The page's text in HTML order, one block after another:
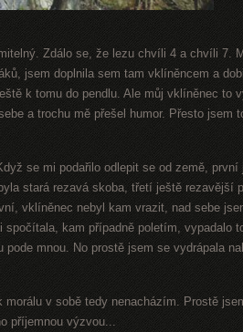
Zdálo se, že lezu chvíli 4 a chvíli 7.
jsem doplnila sem tam vklíněncem a
k tomu do pendlu. Ale můj vklíněnec to
a trochu mě přešel humor. Přesto jsem
se mi podařilo odlepit se od země,
stará rezavá skoba, třetí ještě rezavější
vklíněnec nebyl kam vrazit, nad sebe
kam případně poletím, vypadalo
mnou. No prostě jsem se vydrápala
v sobě tedy nenacházím. Prostě
příjemnou výzvou...